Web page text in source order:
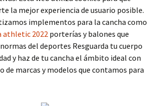
la mejor experiencia de usuario posible.
implementos para la cancha como
athletic 2022 porterías y balones que
del deportes Resguarda tu cuerpo
y haz de tu cancha el ámbito ideal con
de marcas y modelos que contamos para